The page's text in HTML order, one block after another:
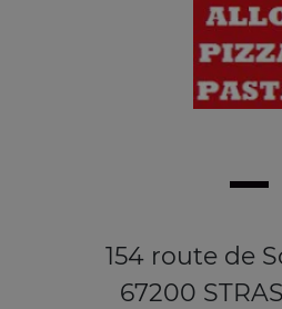
154 route de
67200